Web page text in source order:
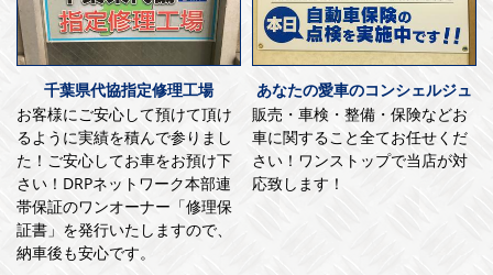
千葉県代協指定修理工場
お客様にご安心して預けて頂け
るように実績を積んで参りまし
た！ご安心してお車をお預け下
さい！DRPネットワーク本部連
帯保証のワンオーナー「修理保
証書」を発行いたしますので、
納車後も安心です。
あなたの愛車のコンシェルジュ
販売・車検・整備・保険などお
車に関すること全てお任せくだ
さい！ワンストップで当店が対
応致します！